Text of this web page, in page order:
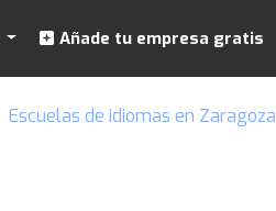
Añade tu empresa gratis
Escuelas de idiomas en Zaragoza